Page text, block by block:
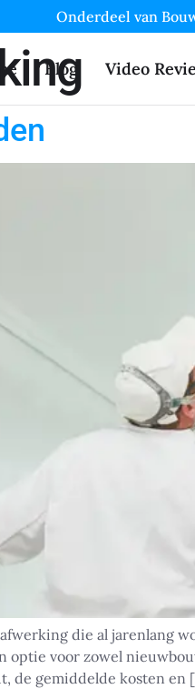
Onderdeel van
Blog Video
die al jarenlang
optie voor zowel
de gemiddelde kosten en